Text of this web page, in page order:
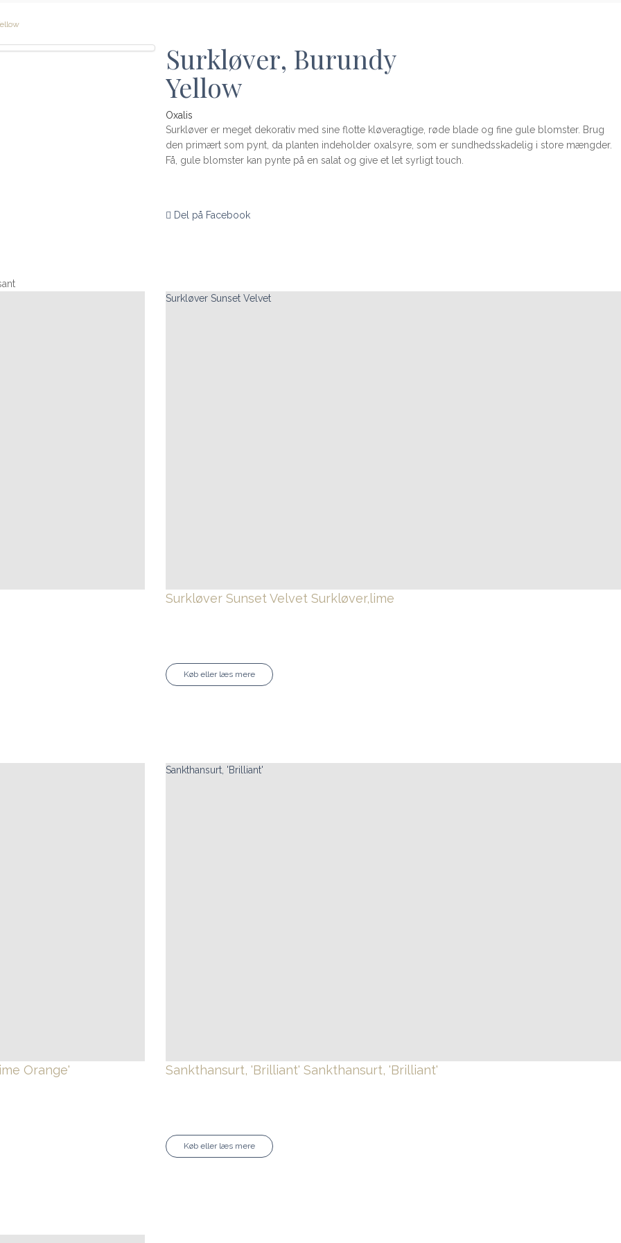
Surkløver, Burundy
Yellow
Oxalis
Surkløver er meget dekorativ med sine flotte kløveragtige, røde blade og fine gule blomster. Brug
den primært som pynt, da planten indeholder oxalsyre, som er sundhedsskadelig i store mængder.
Få, gule blomster kan pynte på en salat og give et let syrligt touch.
Del på Facebook
Surkløver Sunset Velvet
Surkløver Sunset Velvet Surkløver,lime
Køb eller læs mere
Orange'
Sankthansurt, 'Brilliant'
Sankthansurt, 'Brilliant' Sankthansurt, 'Brilliant'
Køb eller læs mere